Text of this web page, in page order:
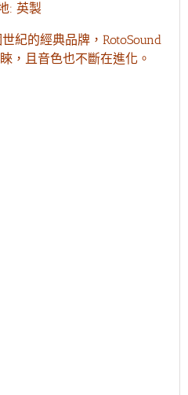
: 英製
紀的經典品牌，RotoSound
，且音色也不斷在進化。